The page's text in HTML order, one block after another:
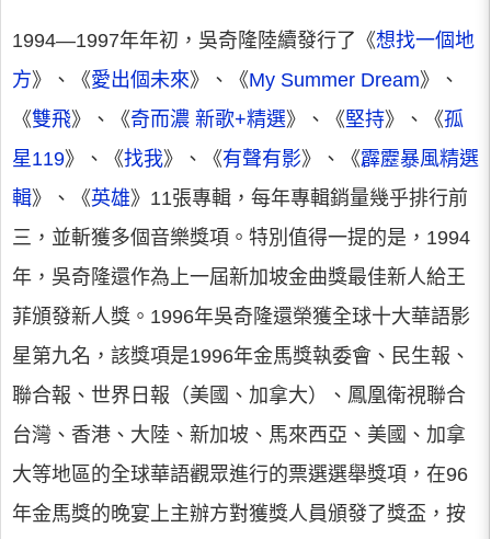
1994—1997年年初，吳奇隆陸續發行了《想找一個地
方》、《愛出個未來》、《My Summer Dream》、
《雙飛》、《奇而濃 新歌+精選》、《堅持》、《孤
星119》、《找我》、《有聲有影》、《霹靂暴風精選
輯》、《英雄》11張專輯，每年專輯銷量幾乎排行前
三，並斬獲多個音樂獎項。特別值得一提的是，1994
年，吳奇隆還作為上一屆新加坡金曲獎最佳新人給王
菲頒發新人獎。1996年吳奇隆還榮獲全球十大華語影
星第九名，該獎項是1996年金馬獎執委會、民生報、
聯合報、世界日報（美國、加拿大）、鳳凰衛視聯合
台灣、香港、大陸、新加坡、馬來西亞、美國、加拿
大等地區的全球華語觀眾進行的票選選舉獎項，在96
年金馬獎的晚宴上主辦方對獲獎人員頒發了獎盃，按